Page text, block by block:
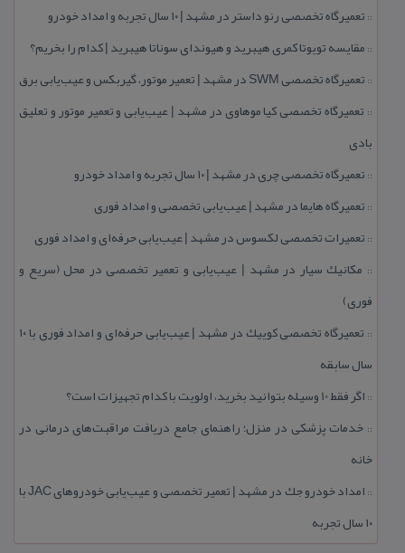
:: تعمیرگاه تخصصی رنو داستر در مشهد | ۱۰ سال تجربه و امداد خودرو
:: مقایسه تویوتا كمری هیبرید و هیوندای سوناتا هیبرید | كدام را بخریم؟
:: تعمیرگاه تخصصی SWM در مشهد | تعمیر موتور، گیربكس و عیب‌یابی برق
:: تعمیرگاه تخصصی كیا موهاوی در مشهد | عیب‌یابی و تعمیر موتور و تعلیق
بادی
:: تعمیرگاه تخصصی چری در مشهد | ۱۰ سال تجربه و امداد خودرو
:: تعمیرگاه هایما در مشهد | عیب‌یابی تخصصی و امداد فوری
:: تعمیرات تخصصی لكسوس در مشهد | عیب‌یابی حرفه‌ای و امداد فوری
:: مكانیك سیار در مشهد | عیب‌یابی و تعمیر تخصصی در محل (سریع و
فوری)
::
تعمیرگاه تخصصی كوییك در مشهد | عیب‌یابی حرفه‌ای و امداد فوری با ۱۰
سال سابقه
:: اگر فقط 10 وسیله بتوانید بخرید، اولویت با كدام تجهیزات است؟
:: خدمات پزشكی در منزل؛ راهنمای جامع دریافت مراقبت‌های درمانی در
خانه
::
امداد خودرو جك در مشهد | تعمیر تخصصی و عیب‌یابی خودروهای JAC با
۱۰ سال تجربه